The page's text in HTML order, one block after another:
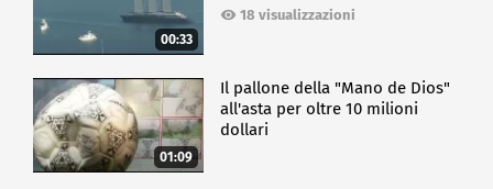
00:33
18 visualizzazioni
01:09
Il pallone della "Mano de Dios"
all'asta per oltre 10 milioni
dollari